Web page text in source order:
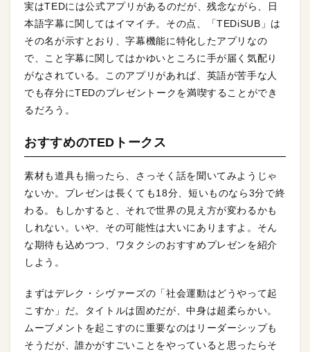
実はTEDには公式アプリがあるのだが、残念ながら、日
本語字幕に関してはイマイチ。その点、「TEDiSUB」は
その名が示すとおり、字幕機能に特化したアプリなの
で、こと字幕に関してはかゆいところに手が届く気配り
がなされている。このアプリがあれば、英語が苦手な人
でも存分にTEDのプレゼントークを満喫することができ
るだろう。
おすすめのTEDトークス
素材も道具も揃ったら、さっそく話を聞いてみようじゃ
ないか。プレゼンは長くても18分、短いものなら3分で終
わる。もしかすると、それで世界の見え方が変わるかも
しれない。いや、その可能性は大いにありますよ。そん
な期待も込めつつ、ワタクシのおすすめプレゼンを紹介
しよう。
まずはデレク・シヴァーズの「社会運動はどうやって起
こすか」だ。タイトルは固めだが、中身は超柔らかい。
ムーブメントを起こすのに重要なのはリーダーシップも
そうだが、誰かがすごいことをやっていると思ったらそ